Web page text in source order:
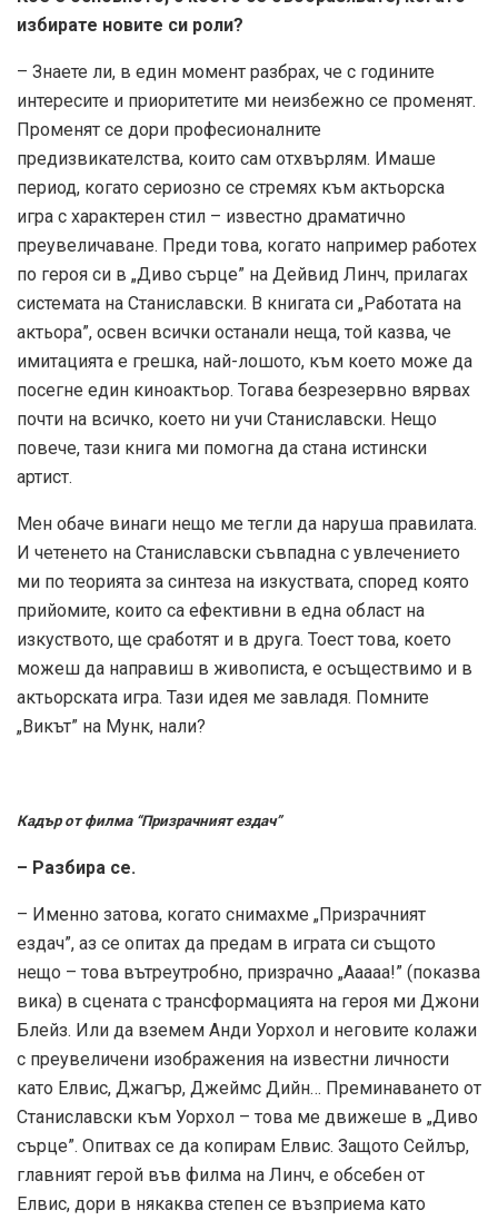
избирате новите си роли?
– Знаете ли, в един момент разбрах, че с годините
интересите и приоритетите ми неизбежно се променят.
Променят се дори професионалните
предизвикателства, които сам отхвърлям. Имаше
период, когато сериозно се стремях към актьорска
игра с характерен стил – известно драматично
преувеличаване. Преди това, когато например работех
по героя си в „Диво сърце” на Дейвид Линч, прилагах
системата на Станиславски. В книгата си „Работата на
актьора”, освен всички останали неща, той казва, че
имитацията е грешка, най-лошото, към което може да
посегне един киноактьор. Тогава безрезервно вярвах
почти на всичко, което ни учи Станиславски. Нещо
повече, тази книга ми помогна да стана истински
артист.
Мен обаче винаги нещо ме тегли да наруша правилата.
И четенето на Станиславски съвпадна с увлечението
ми по теорията за синтеза на изкуствата, според която
прийомите, които са ефективни в една област на
изкуството, ще сработят и в друга. Тоест това, което
можеш да направиш в живописта, е осъществимо и в
актьорската игра. Тази идея ме завладя. Помните
„Викът” на Мунк, нали?
Кадър от филма “Призрачният ездач”
– Разбира се.
– Именно затова, когато снимахме „Призрачният
ездач”, аз се опитах да предам в играта си същото
нещо – това вътреутробно, призрачно „Ааааа!” (показва
вика) в сцената с трансформацията на героя ми Джони
Блейз. Или да вземем Анди Уорхол и неговите колажи
с преувеличени изображения на известни личности
като Елвис, Джагър, Джеймс Дийн… Преминаването от
Станиславски към Уорхол – това ме движеше в „Диво
сърце”. Опитвах се да копирам Елвис. Защото Сейлър,
главният герой във филма на Линч, е обсебен от
Елвис, дори в някаква степен се възприема като